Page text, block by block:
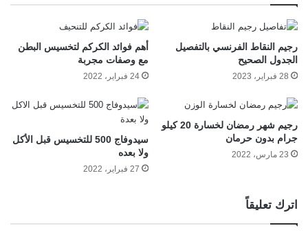
رجيم النقاط الفرنسي بالتفصيل
الجدول الصحيح
28 فبراير، 2023
أهم فوائد الكركم لتخسيس البطن
مع وصفات مجربة
24 فبراير، 2022
رجيم شهر رمضان لخسارة 20 كيلو
جرام بدون حرمان
23 مارس، 2022
سيدوفاج 500 للتخسيس قبل الأكل
ولا بعده
27 فبراير، 2022
اترك تعليقاً